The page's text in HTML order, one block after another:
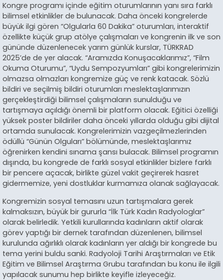
Kongre programı içinde eğitim oturumlarının yanı sıra farklı
bilimsel etkinlikler de bulunacak. Daha önceki kongrelerde
büyük ilgi gören “Olgularla 60 Dakika” oturumları, interaktif
özellikte küçük grup atölye çalışmaları ve kongrenin ilk ve son
gününde düzenlenecek yarım günlük kurslar, TÜRKRAD
2025’de de yer alacak. “Aramızda Konuşacaklarımız”, “Film
Okuma Oturumu”, “Uydu Sempozyumları” gibi kongrelerimizin
olmazsa olmazları kongremize güç ve renk katacak. Sözlü
bildiri ve seçilmiş bildiri oturumları meslektaşlarımızın
gerçekleştirdiği bilimsel çalışmaların sunulduğu ve
tartışmaya açıldığı önemli bir platform olacak. Eğitici özelliği
yüksek poster bildiriler daha önceki yıllarda olduğu gibi dijital
ortamda sunulacak. Kongrelerimizin vazgeçilmezlerinden
ödüllü “Günün Olguları” bölümünde, meslektaşlarımız
öğrenirken kendini sınama şansı bulacak. Bilimsel programın
dışında, bu kongrede de farklı sosyal etkinlikler bizlere farklı
bir pencere açacak, birlikte güzel vakit geçirerek hasret
gidermemize, yeni dostluklar kurmamıza olanak sağlayacak.
Kongremizin sosyal temasını uzun tartışmalara gerek
kalmaksızın, büyük bir gururla “İlk Türk Kadın Radyologlar”
olarak belirledik. Yetkili kurullarında kadınların aktif olarak
görev yaptığı bir dernek tarafından düzenlenen, bilimsel
kurulunda ağırlıklı olarak kadınların yer aldığı bir kongrede bu
tema yerini buldu sanki. Radyoloji Tarihi Araştırmaları ve Etik
Eğitim ve Bilimsel Araştırma Grubu tarafından bu konu ile ilgili
yapılacak sunumu hep birlikte keyifle izleyeceğiz.